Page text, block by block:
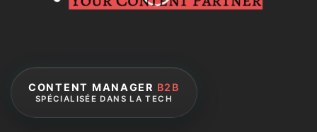
CONTENT MANAGER B2B
SPÉCIALISÉE DANS LA TECH